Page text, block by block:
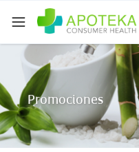
Promociones